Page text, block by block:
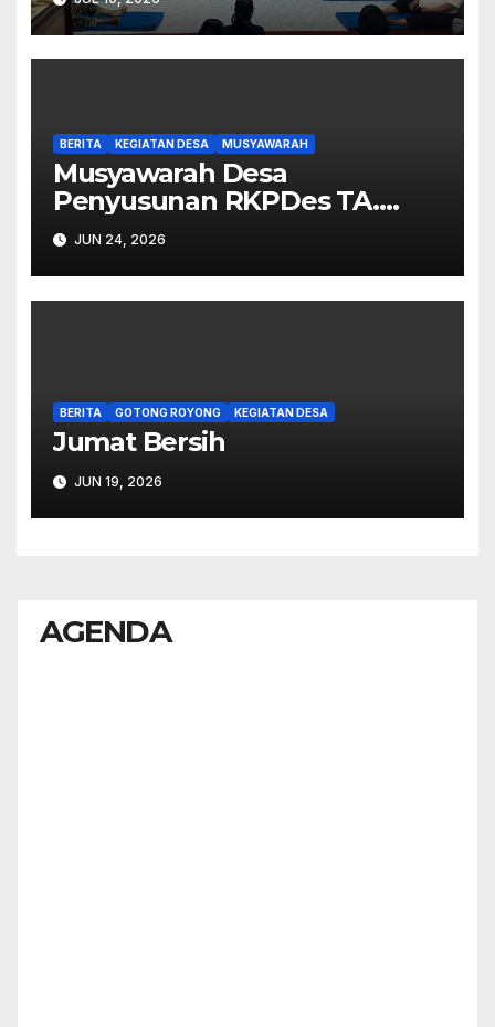
BERITA KEGIATAN DESA MUSYAWARAH
Musyawarah Desa
Penyusunan RKPDes TA.
2027.
JUN 24, 2026
BERITA GOTONG ROYONG KEGIATAN DESA
Jumat Bersih
JUN 19, 2026
AGENDA